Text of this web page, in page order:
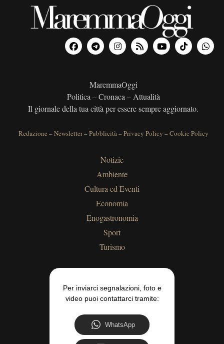
MaremmaOggi
Politica – Cronaca – Attualità
Il giornale della tua città per essere sempre aggiornato.
Redazione –Newsletter–Pubblicità–Privacy Policy –Cookie Policy
Notizie
Ambiente
Cultura ed Eventi
Economia
Enogastronomia
Sport
Turismo
Per inviarci segnalazioni, foto e
video puoi contattarci tramite:
WhatsApp